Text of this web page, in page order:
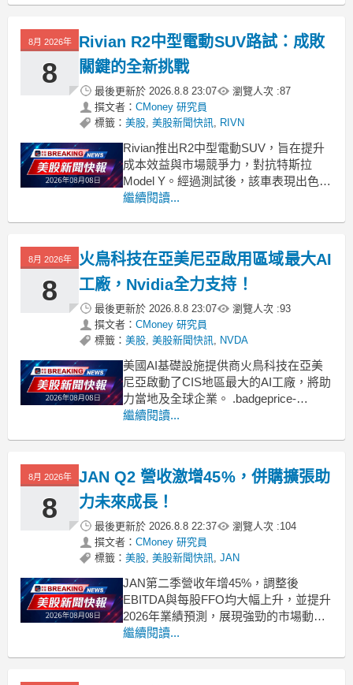
gap: 1rem
8月 2026年
8
Rivian R2中型電動SUV路試：成敗
關鍵的全新挑戰
最後更新於 2026.8.8 23:07 瀏覽人次 :87
撰文者： CMoney 研究員
標籤： 美股, 美股新聞快訊, RIVN
Rivian推出R2中型電動SUV，旨在提升
成本效益與市場競爭力，對抗特斯拉
Model Y。經過測試後，該車表現出色，
但仍有些許軟體整合問題。 .badgeprice-
display: flex !important;
繼續閱讀...
8月 2026年
8
火鳥科技在亞美尼亞啟用區域最大AI
工廠，Nvidia全力支持！
最後更新於 2026.8.8 23:07 瀏覽人次 :93
撰文者： CMoney 研究員
標籤： 美股, 美股新聞快訊, NVDA
美國AI基礎設施提供商火鳥科技在亞美
尼亞啟動了CIS地區最大的AI工廠，將助
力當地及全球企業。 .badgeprice-
container {
gap: 1rem !important;
繼續閱讀...
8月 2026年
8
JAN Q2 營收激增45%，併購擴張助
力未來成長！
最後更新於 2026.8.8 22:37 瀏覽人次 :104
撰文者： CMoney 研究員
標籤： 美股, 美股新聞快訊, JAN
JAN第二季營收年增45%，調整後
EBITDA與每股FFO均大幅上升，並提升
2026年業績預測，展現強勁的市場動
能。 .badgeprice-container {
gap: 1rem !important;
繼續閱讀...